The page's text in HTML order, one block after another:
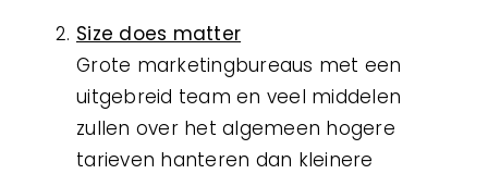
Size does matter
Grote marketingbureaus met een
uitgebreid team en veel middelen
zullen over het algemeen hogere
tarieven hanteren dan kleinere